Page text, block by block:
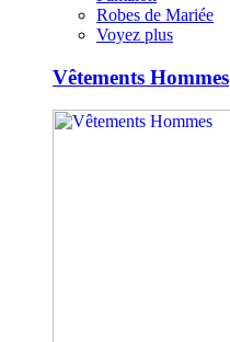
Robes de Mariée
Voyez plus
Vêtements Hommes